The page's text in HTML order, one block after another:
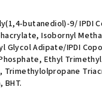
butanediol)-9/ IPDI
Isobornyl
Glycol Adipate/IPDI
Ethyl
Trimethylolpropane